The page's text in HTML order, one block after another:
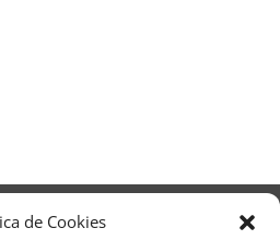
de Cookies
Política de Privacidad